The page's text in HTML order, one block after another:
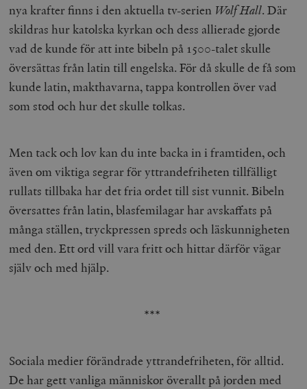
nya krafter finns i den aktuella tv-serien Wolf Hall. Där
skildras hur katolska kyrkan och dess allierade gjorde
vad de kunde för att inte bibeln på 1500-talet skulle
översättas från latin till engelska. För då skulle de få som
kunde latin, makthavarna, tappa kontrollen över vad
som stod och hur det skulle tolkas.
Men tack och lov kan du inte backa in i framtiden, och
även om viktiga segrar för yttrandefriheten tillfälligt
rullats tillbaka har det fria ordet till sist vunnit. Bibeln
översattes från latin, blasfemilagar har avskaffats på
många ställen, tryckpressen spreds och läskunnigheten
med den. Ett ord vill vara fritt och hittar därför vägar
själv och med hjälp.
***
Sociala medier förändrade yttrandefriheten, för alltid.
De har gett vanliga människor överallt på jorden med